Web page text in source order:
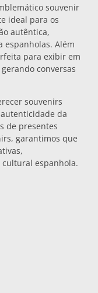
souvenir
ideal para os
autêntica,
espanholas. Além
para exibir em
conversas
souvenirs
da
de presentes
garantimos que
espanhola.